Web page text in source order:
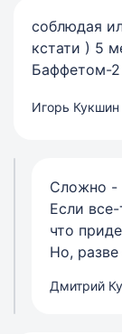
соблюдая
кстати ) 5
Баффетом-2
Игорь Кукшин
Сложно -
Если
что
Но,
Дмитрий